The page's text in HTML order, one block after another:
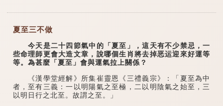
夏至三不做
今天是二十四節氣中的「夏至」，這天有不少禁忌，一
些命理師更會大造文章，說哪個生肖將去掉恶运迎來好運等
等。為甚麼「夏至」會與運氣拉上關係？
《漢學堂經解》所集崔靈恩《三禮義宗》：「夏至為中
者，至有三義：一以明陽氣之至極，二以明陰氣之始至，三
以明日行之北至。故謂之至。」